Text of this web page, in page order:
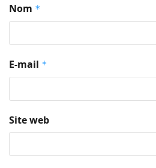
Nom *
E-mail *
Site web